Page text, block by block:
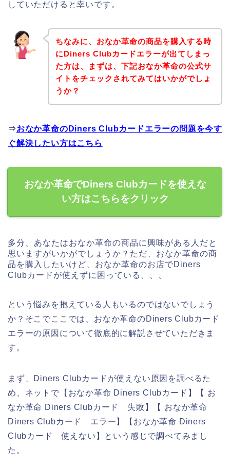
していただけると幸いです。
ちなみに、おなか革命の商品を購入する時
にDiners Clubカードエラーが出てしまっ
た方は、まずは、下記おなか革命の公式サ
イトをチェックされてみてはいかがでしょ
うか？
⇒おなか革命のDiners Clubカードエラーの問題を今す
ぐ解決したい方はこちら
おなか革命でDiners Clubカードを使えな
い方はこちらをクリック
多分、あなたはおなか革命の商品に興味がある人だと
思いますがいかがでしょうか？ただ、おなか革命の商
品を購入したいけど、おなか革命のお店でDiners
Clubカードが使えずに困っている、、、
という悩みを抱えている人もいるのではないでしょう
か？そこでここでは、おなか革命のDiners Clubカード
エラーの原因について徹底的に解説させていただきま
す。
まず、Diners Clubカードが使えない原因を調べるた
め、ネットで【おなか革命 Diners Clubカード】【 お
なか革命 Diners Clubカード 失敗】【 おなか革命
Diners Clubカード エラー】【おなか革命 Diners
Clubカード 使えない】という感じで調べてみまし
た。